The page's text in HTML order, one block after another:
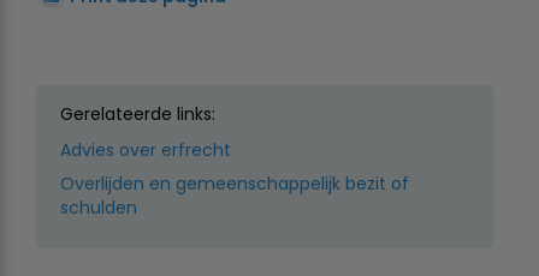
Gerelateerde links:
Advies over erfrecht
Overlijden en gemeenschappelijk bezit of
schulden